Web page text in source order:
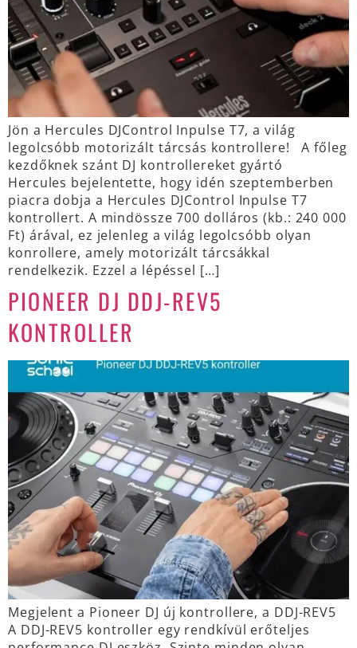
Jön a Hercules DJControl Inpulse T7, a világ
legolcsóbb motorizált tárcsás kontrollere! A főleg
kezdőknek szánt DJ kontrollereket gyártó
Hercules bejelentette, hogy idén szeptemberben
piacra dobja a Hercules DJControl Inpulse T7
kontrollert. A mindössze 700 dolláros (kb.: 240 000
Ft) árával, ez jelenleg a világ legolcsóbb olyan
konrollere, amely motorizált tárcsákkal
rendelkezik. Ezzel a lépéssel […]
PIONEER DJ DDJ-REV5
KONTROLLER
Megjelent a Pioneer DJ új kontrollere, a DDJ-REV5
A DDJ-REV5 kontroller egy rendkívül erőteljes